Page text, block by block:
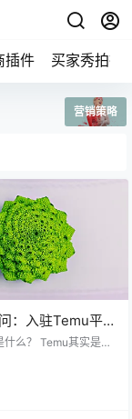
插件 买家秀拍摄
营销策略
：入驻Temu平台
潜力？
什么？ Temu其实是一
费者。简单说，就是
示给大量喜欢网上购